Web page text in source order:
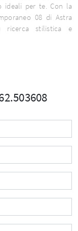
ideali per te. Con la
08 di Astra
ricerca stilistica e